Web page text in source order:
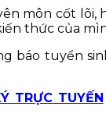
môn cốt lõi,
thức của
báo tuyển
TRỰC TUYẾN